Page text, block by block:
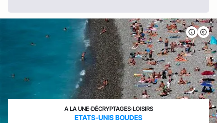
A LA UNE›DÉCRYPTAGES›LOISIRS
ETATS-UNIS BOUDES